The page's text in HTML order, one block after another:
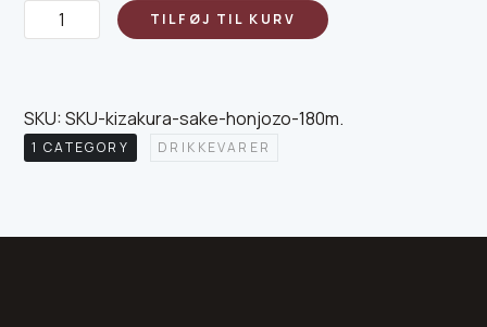
Kizakura-
sake-
antal
TILFØJ TIL KURV
SKU:SKU-kizakura-sake-honjozo-180m.
1 CATEGORY DRIKKEVARER